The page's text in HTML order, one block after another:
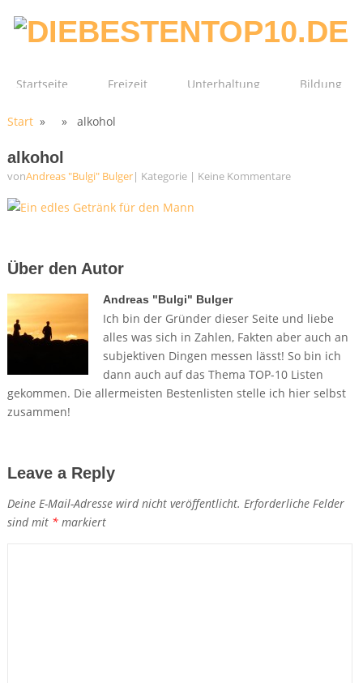
Startseite Freizeit Unterhaltung Bildung
Start» » alkohol
alkohol
vonAndreas "Bulgi" Bulger| Kategorie| Keine Kommentare
Über den Autor
Andreas "Bulgi" Bulger
Ich bin der Gründer dieser Seite und liebe
alles was sich in Zahlen, Fakten aber auch an
subjektiven Dingen messen lässt! So bin ich
dann auch auf das Thema TOP-10 Listen
gekommen. Die allermeisten Bestenlisten stelle ich hier selbst
zusammen!
Leave a Reply
Deine E-Mail-Adresse wird nicht veröffentlicht. Erforderliche Felder
sind mit *markiert